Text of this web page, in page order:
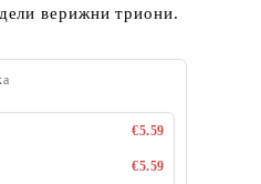
верижни триони.
€5.59
€5.59